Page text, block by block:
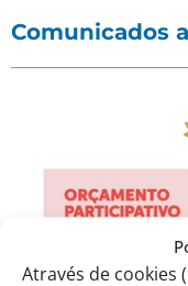
Através de cookies
Comunicados